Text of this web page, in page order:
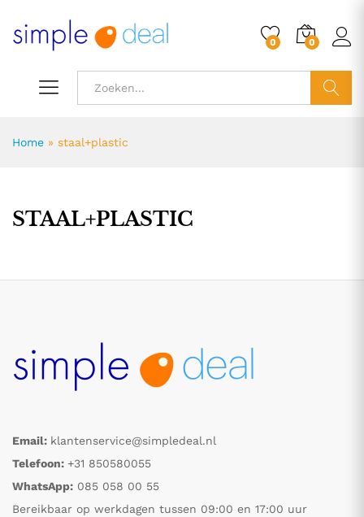
0 0
Home » staal+plastic
STAAL+PLASTIC
Email: klantenservice@simpledeal.nl
Telefoon: +31 850580055
WhatsApp: 085 058 00 55
Bereikbaar op werkdagen tussen 09:00 en 17:00 uur